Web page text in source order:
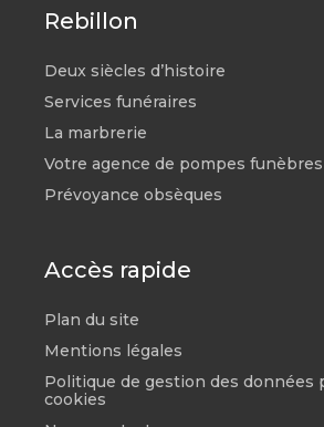
Rebillon
Deux siècles d’histoire
Services funéraires
La marbrerie
Votre agence de pompes
Prévoyance obsèques
Accès rapide
Plan du site
Mentions légales
Politique de gestion des données
cookies